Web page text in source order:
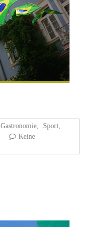
Gastronomie Sport
Keine